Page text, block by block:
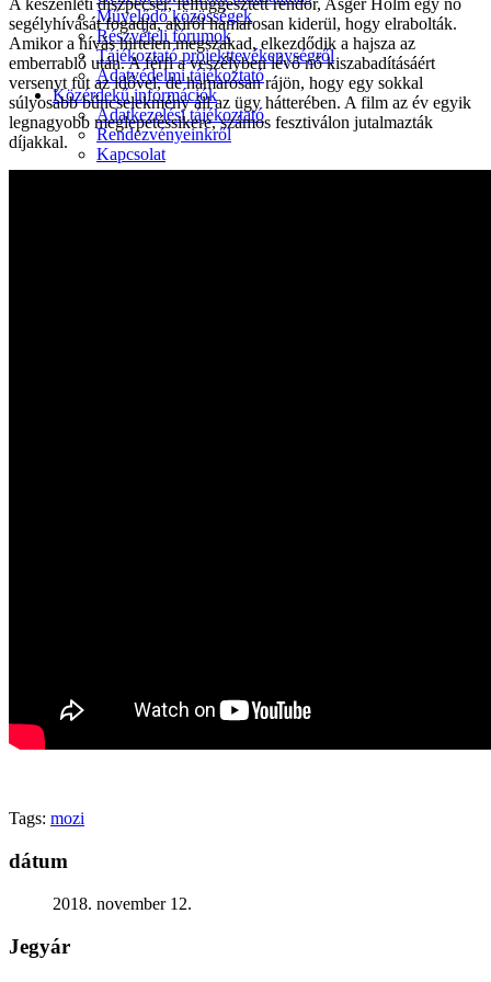
Művelődő közösségek
Részvételi fórumok
Tájékoztató projekttevékenységről
Adatvédelmi tájékoztató
Közérdekű információk
Adatkezelési tájékoztató
Rendezvényeinkről
Kapcsolat
A készenléti diszpécser, felfüggesztett rendőr, Asger Holm egy nő
segélyhívását fogadja, akiről hamarosan kiderül, hogy elrabolták.
Amikor a hívás hirtelen megszakad, elkezdődik a hajsza az
emberrabló után. A férfi a veszélyben lévő nő kiszabadításáért
versenyt fut az idővel, de hamarosan rájön, hogy egy sokkal
súlyosabb bűncselekmény áll az ügy hátterében. A film az év egyik
legnagyobb meglepetéssikere, számos fesztiválon jutalmazták
díjakkal.
Tags: mozi
dátum
2018. november 12.
Jegyár